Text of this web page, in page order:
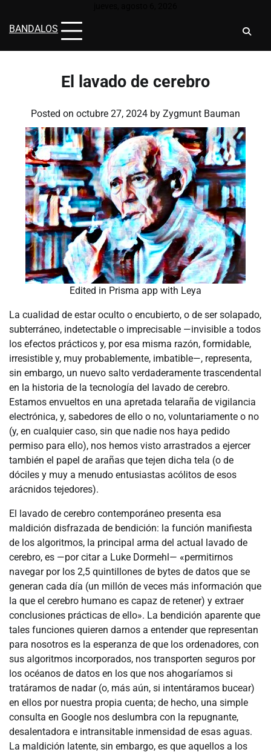
content
BANDALOS
El lavado de cerebro
Posted on octubre 27, 2024 by Zygmunt Bauman
Edited in Prisma app with Leya
La cualidad de estar oculto o encubierto, o de ser solapado,
subterráneo, indetectable o imprecisable —invisible a todos
los efectos prácticos y, por esa misma razón, formidable,
irresistible y, muy probablemente, imbatible—, representa,
sin embargo, un nuevo salto verdaderamente trascendental
en la historia de la tecnología del lavado de cerebro.
Estamos envueltos en una apretada telaraña de vigilancia
electrónica, y, sabedores de ello o no, voluntariamente o no
(y, en cualquier caso, sin que nadie nos haya pedido
permiso para ello), nos hemos visto arrastrados a ejercer
también el papel de arañas que tejen dicha tela (o de
dóciles y muy a menudo entusiastas acólitos de esos
arácnidos tejedores).
El lavado de cerebro contemporáneo presenta esa
maldición disfrazada de bendición: la función manifiesta
de los algoritmos, la principal arma del actual lavado de
cerebro, es —por citar a Luke Dormehl— «permitirnos
navegar por los 2,5 quintillones de bytes de datos que se
generan cada día (un millón de veces más información que
la que el cerebro humano es capaz de retener) y extraer
conclusiones prácticas de ello». La bendición aparente que
tales funciones quieren darnos a entender que representan
para nosotros es la esperanza de que los ordenadores, con
sus algoritmos incorporados, nos transporten seguros por
los océanos de datos en los que nos ahogaríamos si
tratáramos de nadar (o, más aún, si intentáramos bucear)
en ellos por nuestra propia cuenta; de hecho, una simple
consulta en Google nos deslumbra con la repugnante,
desalentadora e intransitable inmensidad de esas aguas.
La maldición latente, sin embargo, es que aquellos a los